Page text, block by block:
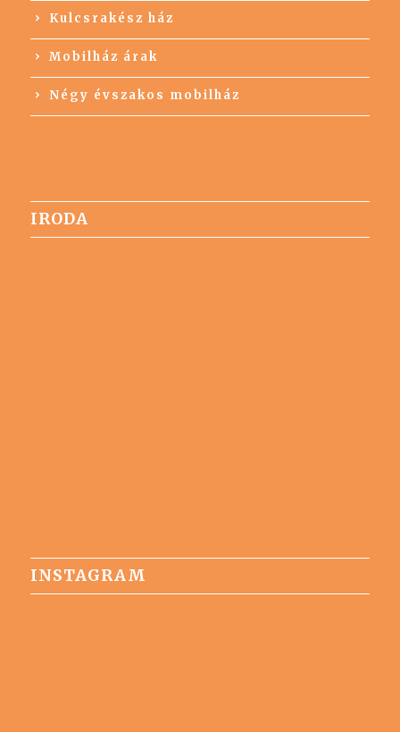
Kulcsrakész ház
Mobilház árak
Négy évszakos mobilház
IRODA
INSTAGRAM